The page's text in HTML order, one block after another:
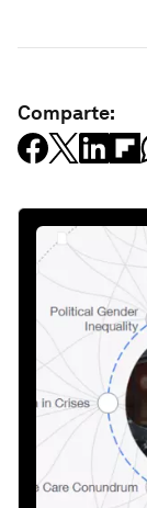
Comparte: